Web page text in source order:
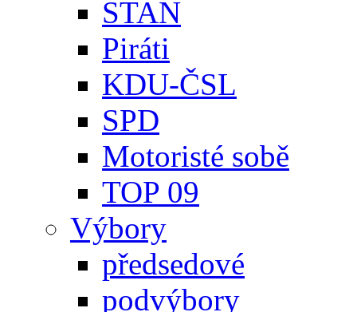
STAN
Piráti
KDU-ČSL
SPD
Motoristé sobě
TOP 09
Výbory
předsedové
podvýbory